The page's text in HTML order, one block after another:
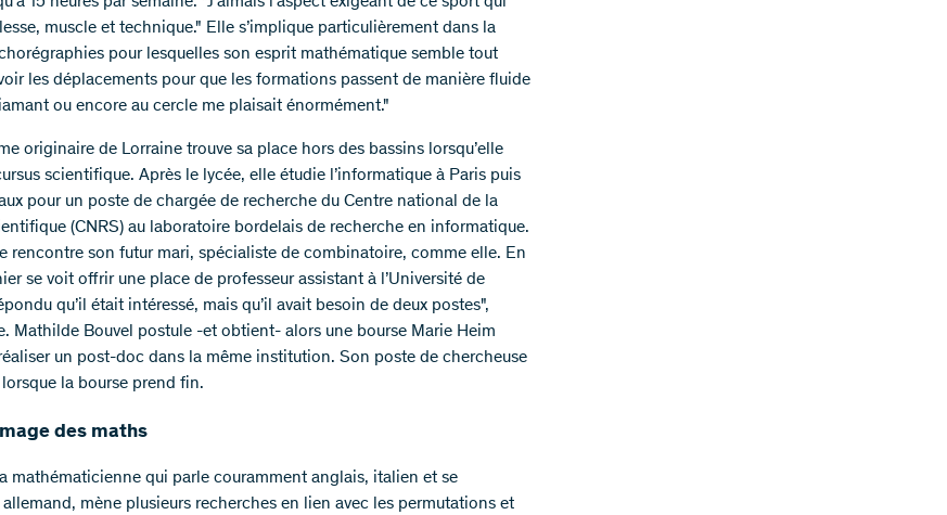
muscle et technique." Elle s’implique particulièrement dans la
pour lesquelles son esprit mathématique semble tout
les déplacements pour que les formations passent de manière fluide
ou encore au cercle me plaisait énormément."
originaire de Lorraine trouve sa place hors des bassins lorsqu’elle
scientifique. Après le lycée, elle étudie l’informatique à Paris puis
pour un poste de chargée de recherche du Centre national de la
(CNRS) au laboratoire bordelais de recherche en informatique.
rencontre son futur mari, spécialiste de combinatoire, comme elle. En
se voit offrir une place de professeur assistant à l’Université de
qu’il était intéressé, mais qu’il avait besoin de deux postes",
Mathilde Bouvel postule -et obtient- alors une bourse Marie Heim
un post-doc dans la même institution. Son poste de chercheuse
la bourse prend fin.
des maths
mathématicienne qui parle couramment anglais, italien et se
mène plusieurs recherches en lien avec les permutations et